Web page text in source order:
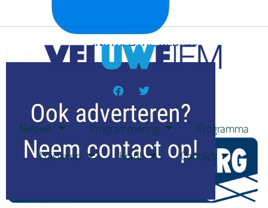
flitsmeister
Nieuws Programmering
Programma
Luisteren
Krant Contact